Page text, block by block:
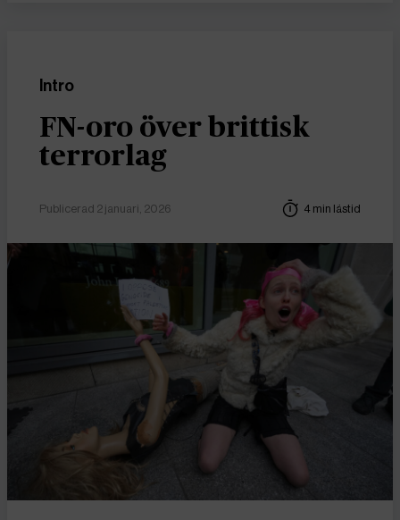
Intro
FN-oro över brittisk
terrorlag
Publicerad 2 januari, 2026 4 min lästid